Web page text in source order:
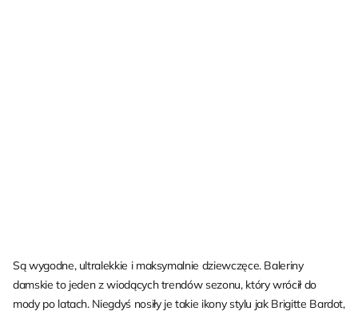
Są wygodne, ultralekkie i maksymalnie dziewczęce. Baleriny
damskie to jeden z wiodących trendów sezonu, który wrócił do
mody po latach. Niegdyś nosiły je takie ikony stylu jak Brigitte Bardot,